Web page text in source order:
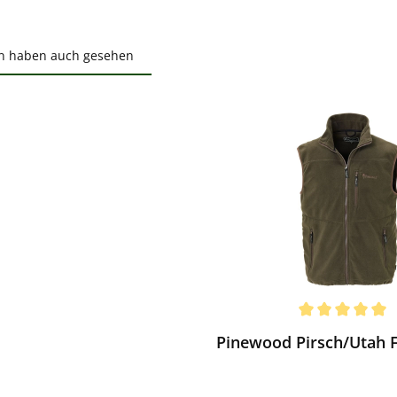
haben auch gesehen
Pinewood Pirsch/Utah